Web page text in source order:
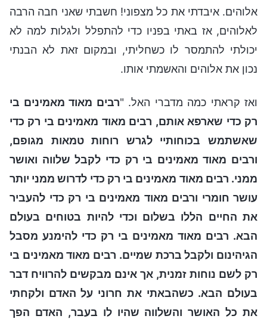
אלוהים. איבדתי את כל מצפוני! חשבתי שאני חבה הרבה
לאלוהים, אז באתי בפניו כדי להתפלל ולגלות למה לא
יכולתי להתמסר לו כשחליתי, ובמקום זאת לא הבנתי
נכון את אלוהים והאשמתי אותו.
ואז קראתי כמה מדברי האל. "רבים מאוד מאמינים בי
רק כדי שארפא אותם, רבים מאוד מאמינים בי רק כדי
שאשתמש בכוחותיי לגרש רוחות טמאות מגופם,
ורבים מאוד מאמינים בי רק כדי לקבל שלווה ואושר
ממני. רבים מאוד מאמינים בי רק כדי לדרוש ממני יותר
עושר חומרי ורבים מאוד מאמינים בי רק כדי להעביר
את החיים הללו בשלום וכדי להיות בטוחים בעולם
הבא. רבים מאוד מאמינים בי רק כדי להימנע מסבל
הגיהינום ולקבל ברכת שמיים. רבים מאוד מאמינים בי
רק לשם נוחות זמנית, אך אינם מבקשים להרוויח דבר
בעולם הבא. כשהבאתי את חרוני על האדם ולקחתי
את כל האושר והשלווה שהיו לו בעבר, האדם הפך